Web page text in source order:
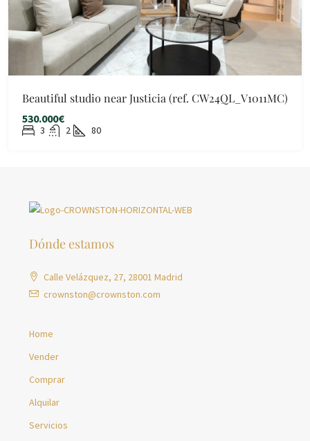
Beautiful studio near Justicia (ref. CW24QL_V1011MC)
530.000€
3 2 80
Dónde estamos
Calle Velázquez, 27, 28001 Madrid
crownston@crownston.com
Home
Vender
Comprar
Alquilar
Servicios